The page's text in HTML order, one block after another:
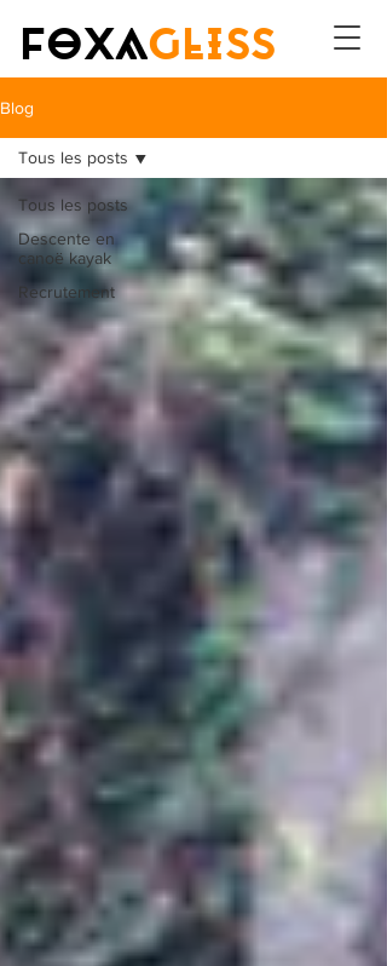
FOXAGLISS
Blog
Tous les posts
Descente en
canoë kayak
Recrutement
Tous les posts